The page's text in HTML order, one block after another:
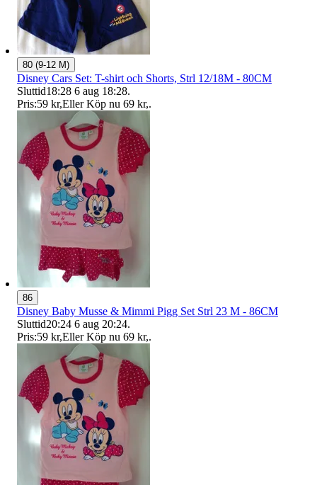
80 (9-12 M)
Disney Cars Set: T-shirt och Shorts, Strl 12/18M - 80CM
Sluttid18:28 6 aug 18:28.
Pris:59 kr,Eller Köp nu 69 kr,.
86
Disney Baby Musse & Mimmi Pigg Set Strl 23 M - 86CM
Sluttid20:24 6 aug 20:24.
Pris:59 kr,Eller Köp nu 69 kr,.